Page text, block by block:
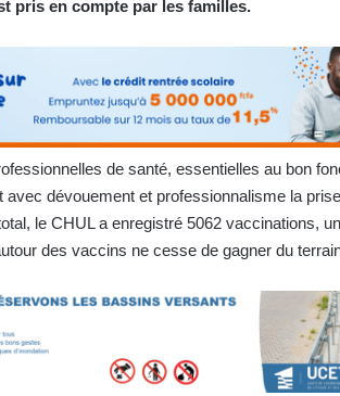
pris en compte par les familles.
de santé, essentielles au bon
dévouement et professionnalisme la
le CHUL a enregistré 5062 vaccinations,
des vaccins ne cesse de gagner du